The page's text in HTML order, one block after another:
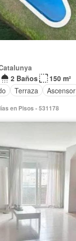
2 Baños
150 m²
Terraza Ascensor
en Pisos - 531178